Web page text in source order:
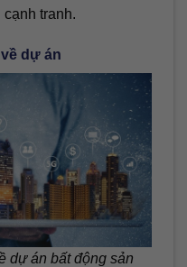
tranh.
dự án
dự án bất động sản